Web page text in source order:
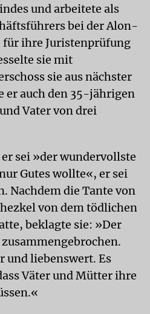
und arbeitete als
bei der Alon-
für ihre Juristenprüfung
sie mit
sie aus nächster
er auch den 35-jährigen
Vater von drei
sei »der wundervollste
Gutes wollte«, er sei
Nachdem die Tante von
von dem tödlichen
beklagte sie: »Der
und liebenswert. Es
Väter und Mütter ihre